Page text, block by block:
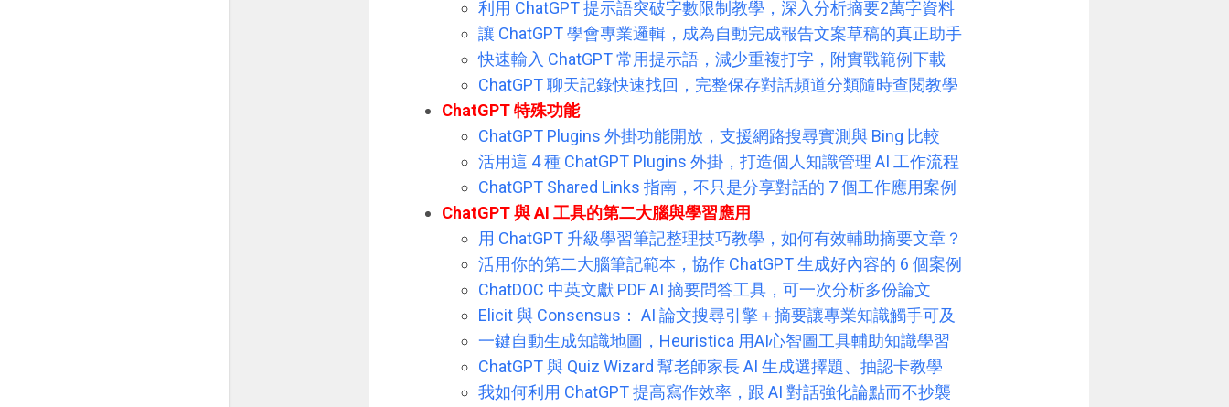
利用 ChatGPT 提示語突破字數限制教學，深入分析摘要2萬字資料
讓 ChatGPT 學會專業邏輯，成為自動完成報告文案草稿的真正助手
快速輸入 ChatGPT 常用提示語，減少重複打字，附實戰範例下載
ChatGPT 聊天記錄快速找回，完整保存對話頻道分類隨時查閱教學
ChatGPT 特殊功能
ChatGPT Plugins 外掛功能開放，支援網路搜尋實測與 Bing 比較
活用這 4 種 ChatGPT Plugins 外掛，打造個人知識管理 AI 工作流程
ChatGPT Shared Links 指南，不只是分享對話的 7 個工作應用案例
ChatGPT 與 AI 工具的第二大腦與學習應用
用 ChatGPT 升級學習筆記整理技巧教學，如何有效輔助摘要文章？
活用你的第二大腦筆記範本，協作 ChatGPT 生成好內容的 6 個案例
ChatDOC 中英文獻 PDF AI 摘要問答工具，可一次分析多份論文
Elicit 與 Consensus： AI 論文搜尋引擎＋摘要讓專業知識觸手可及
一鍵自動生成知識地圖，Heuristica 用AI心智圖工具輔助知識學習
ChatGPT 與 Quiz Wizard 幫老師家長 AI 生成選擇題、抽認卡教學
我如何利用 ChatGPT 提高寫作效率，跟 AI 對話強化論點而不抄襲